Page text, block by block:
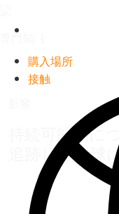
購入場所
接触
専門知識
持続可能性に
追跡して地球
Facebook